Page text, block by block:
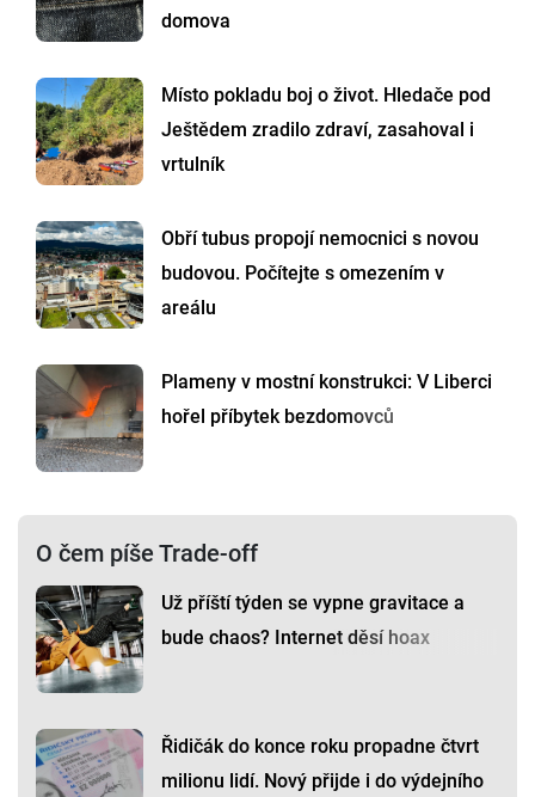
domova
Místo pokladu boj o život. Hledače pod
Ještědem zradilo zdraví, zasahoval i
vrtulník
Obří tubus propojí nemocnici s novou
budovou. Počítejte s omezením v
areálu
Plameny v mostní konstrukci: V Liberci
hořel příbytek bezdomovců
O čem píše Trade-off
Už příští týden se vypne gravitace a
bude chaos? Internet děsí hoax
Řidičák do konce roku propadne čtvrt
milionu lidí. Nový přijde i do výdejního